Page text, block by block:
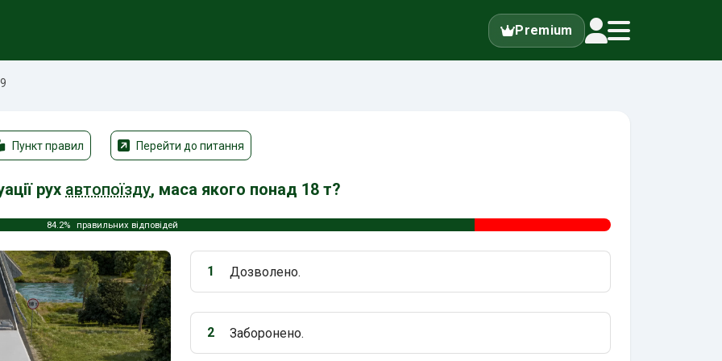
Premium
Пункт правил Перейти до питання
рух автопоїзду, маса якого понад 18 т?
84.2% правильних відповідей
Варіант 1:
1 Дозволено.
Варіант 2:
2 Заборонено.